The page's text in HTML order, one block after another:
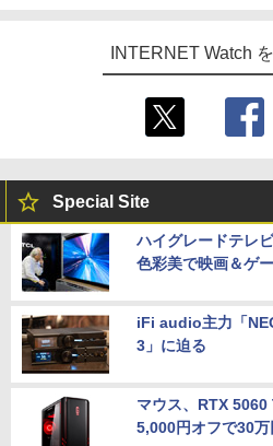
INTERNET Watch
Special Site
ハイグレードテレ
色彩美で映画＆ゲ
iFi audio主力「
3」に迫る
マウス、RTX
5,000円オフで30万